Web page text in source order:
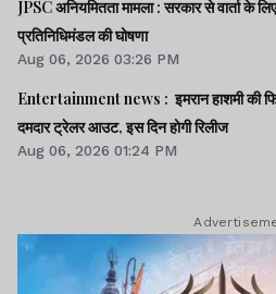
JPSC अनियमितता मामला : सरकार से वार्ता के
प्रतिनिधिमंडल की घोषणा
Aug 06, 2026 03:26 PM
Entertainment news : इमरान हाशमी की
दमदार ट्रेलर आउट, इस दिन होगी रिलीज
Aug 06, 2026 01:24 PM